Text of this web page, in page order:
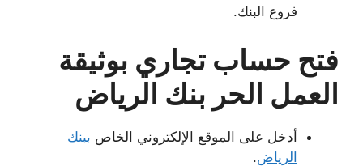
فروع البنك.
فتح حساب تجاري بوثيقة
العمل الحر بنك الرياض
أدخل على الموقع الإلكتروني الخاص ببنك
الرياض.